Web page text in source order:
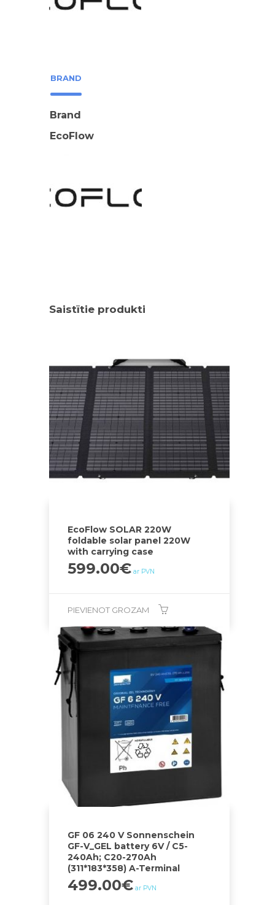
BRAND
Brand
EcoFlow
Saistītie produkti
EcoFlow SOLAR 220W
foldable solar panel 220W
with carrying case
599.00€ ar PVN
PIEVIENOT GROZAM
GF 06 240 V Sonnenschein
GF-V_GEL battery 6V / C5-
240Ah; C20-270Ah
(311*183*358) A-Terminal
499.00€ ar PVN